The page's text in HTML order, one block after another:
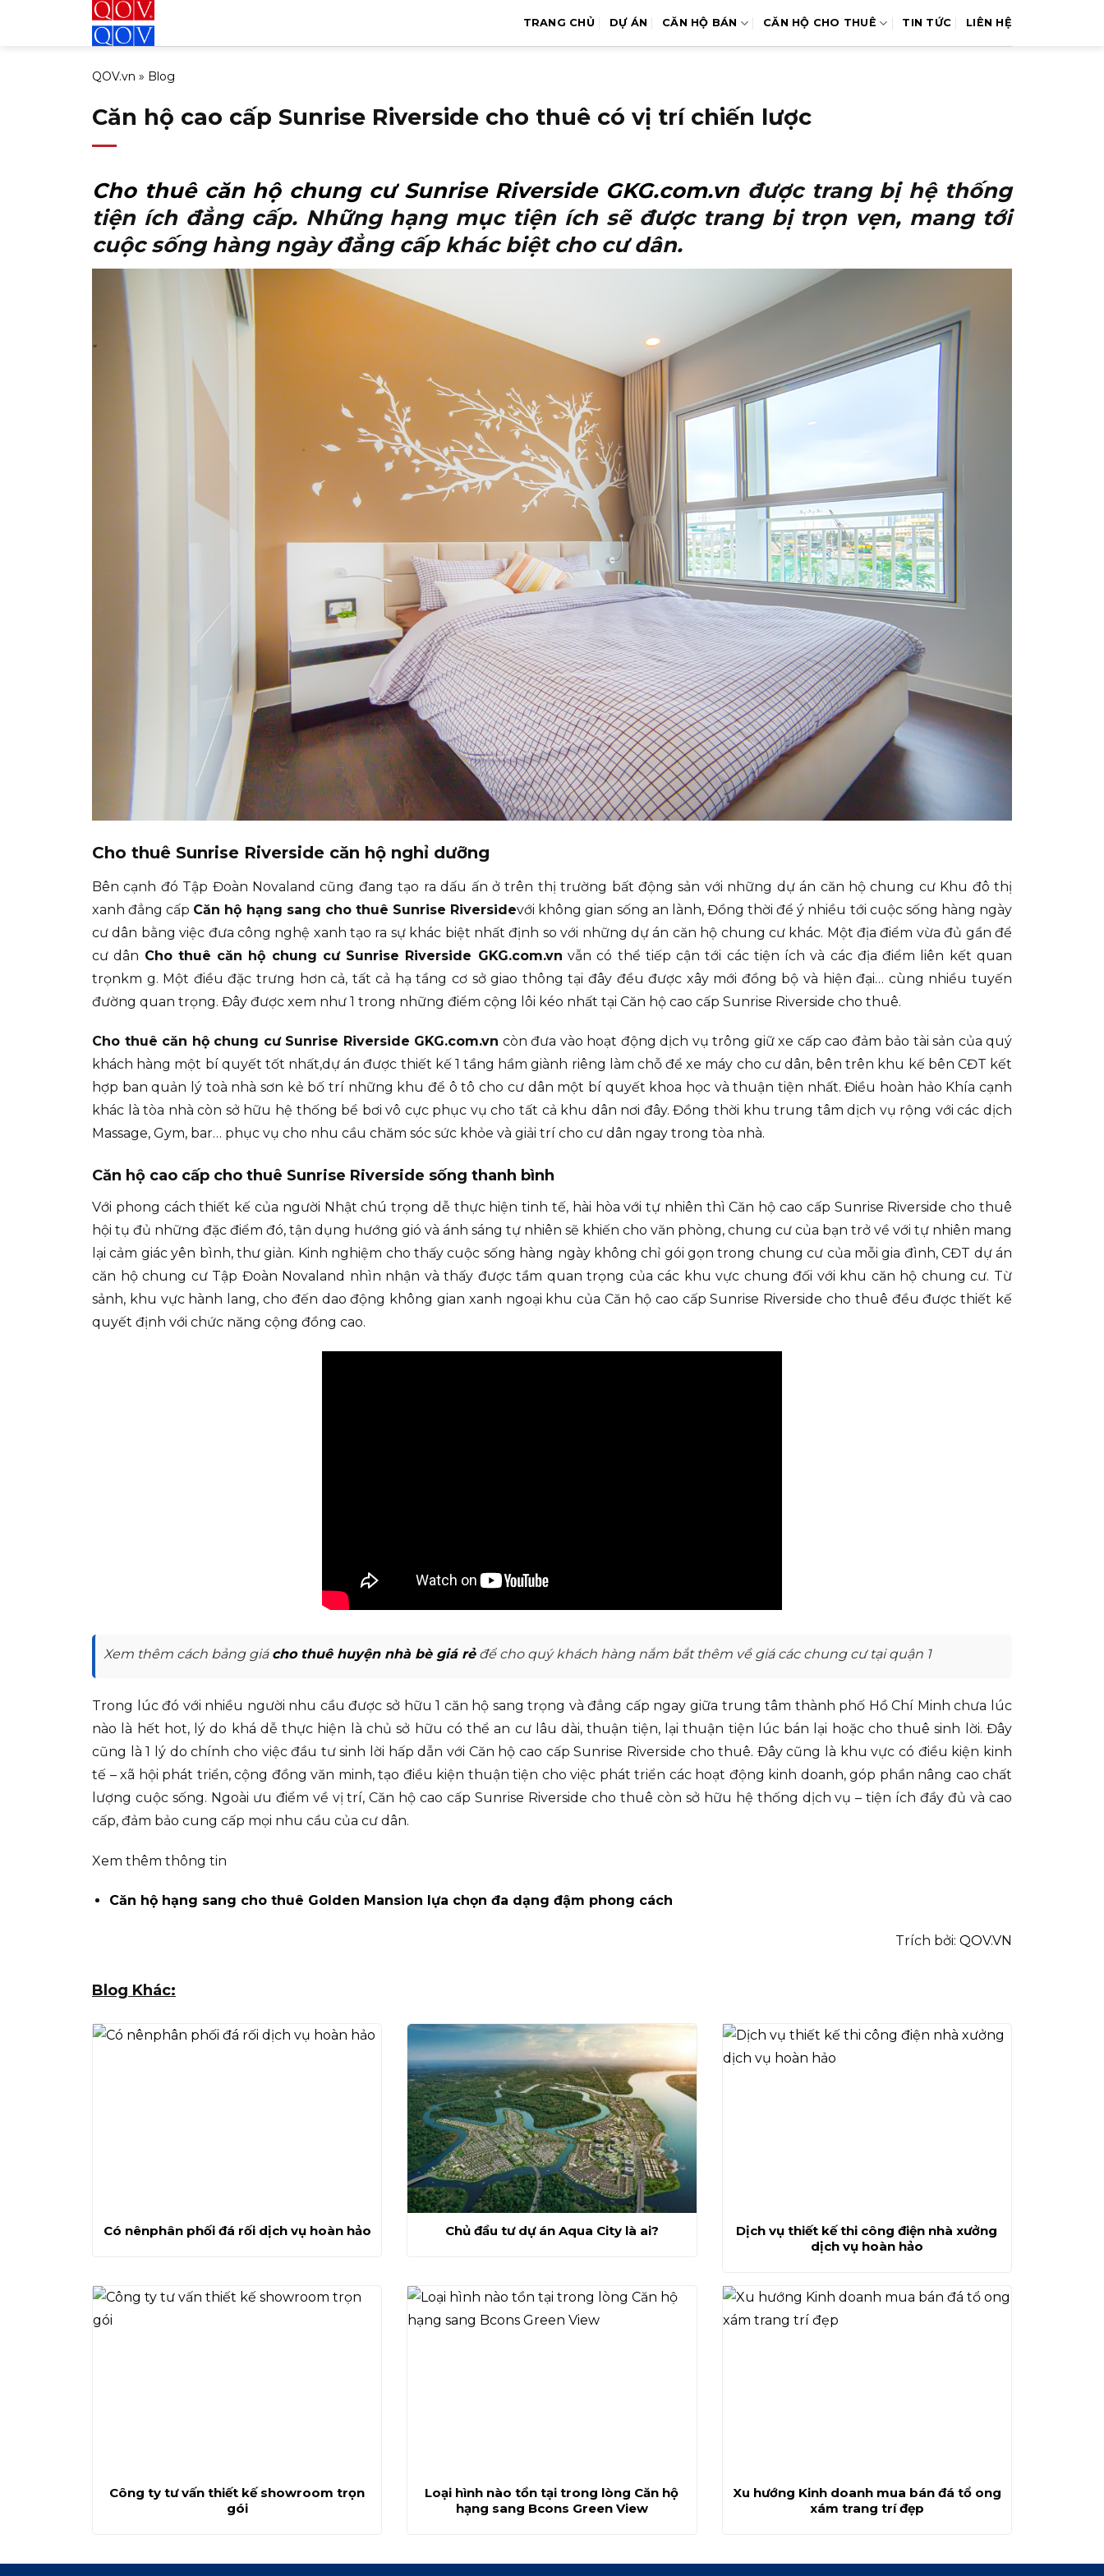
TRANG CHỦ DỰ ÁN CĂN HỘ BÁN CĂN HỘ CHO THUÊ TIN TỨC LIÊN HỆ
QOV.vn » Blog
Căn hộ cao cấp Sunrise Riverside cho thuê có vị trí chiến lược
Cho thuê căn hộ chung cư Sunrise Riverside GKG.com.vnđược trang bị hệ thống
tiện ích đẳng cấp. Những hạng mục tiện ích sẽ được trang bị trọn vẹn, mang tới
cuộc sống hàng ngày đẳng cấp khác biệt cho cư dân.
Cho thuê Sunrise Riverside căn hộ nghỉ dưỡng
Bên cạnh đó Tập Đoàn Novaland cũng đang tạo ra dấu ấn ở trên thị trường bất động sản với những dự án căn hộ chung cư Khu đô thị
xanh đẳng cấp Căn hộ hạng sang cho thuê Sunrise Riversidevới không gian sống an lành, Đồng thời để ý nhiều tới cuộc sống hàng ngày
cư dân bằng việc đưa công nghệ xanh tạo ra sự khác biệt nhất định so với những dự án căn hộ chung cư khác. Một địa điểm vừa đủ gần để
cư dân Cho thuê căn hộ chung cư Sunrise Riverside GKG.com.vn vẫn có thể tiếp cận tới các tiện ích và các địa điểm liên kết quan
trọnkm g. Một điều đặc trưng hơn cả, tất cả hạ tầng cơ sở giao thông tại đây đều được xây mới đồng bộ và hiện đại… cùng nhiều tuyến
đường quan trọng. Đây được xem như 1 trong những điểm cộng lôi kéo nhất tại Căn hộ cao cấp Sunrise Riverside cho thuê.
Cho thuê căn hộ chung cư Sunrise Riverside GKG.com.vn còn đưa vào hoạt động dịch vụ trông giữ xe cấp cao đảm bảo tài sản của quý
khách hàng một bí quyết tốt nhất,dự án được thiết kế 1 tầng hầm giành riêng làm chỗ để xe máy cho cư dân, bên trên khu kế bên CĐT kết
hợp ban quản lý toà nhà sơn kẻ bố trí những khu để ô tô cho cư dân một bí quyết khoa học và thuận tiện nhất. Điều hoàn hảo Khía cạnh
khác là tòa nhà còn sở hữu hệ thống bể bơi vô cực phục vụ cho tất cả khu dân nơi đây. Đồng thời khu trung tâm dịch vụ rộng với các dịch
Massage, Gym, bar… phục vụ cho nhu cầu chăm sóc sức khỏe và giải trí cho cư dân ngay trong tòa nhà.
Căn hộ cao cấp cho thuê Sunrise Riverside sống thanh bình
Với phong cách thiết kế của người Nhật chú trọng dễ thực hiện tinh tế, hài hòa với tự nhiên thì Căn hộ cao cấp Sunrise Riverside cho thuê
hội tụ đủ những đặc điểm đó, tận dụng hướng gió và ánh sáng tự nhiên sẽ khiến cho văn phòng, chung cư của bạn trở về với tự nhiên mang
lại cảm giác yên bình, thư giản. Kinh nghiệm cho thấy cuộc sống hàng ngày không chỉ gói gọn trong chung cư của mỗi gia đình, CĐT dự án
căn hộ chung cư Tập Đoàn Novaland nhìn nhận và thấy được tầm quan trọng của các khu vực chung đối với khu căn hộ chung cư. Từ
sảnh, khu vực hành lang, cho đến dao động không gian xanh ngoại khu của Căn hộ cao cấp Sunrise Riverside cho thuê đều được thiết kế
quyết định với chức năng cộng đồng cao.
Xem thêm cách bảng giá cho thuê huyện nhà bè giá rẻđể cho quý khách hàng nắm bắt thêm về giá các chung cư tại quận 1
Trong lúc đó với nhiều người nhu cầu được sở hữu 1 căn hộ sang trọng và đẳng cấp ngay giữa trung tâm thành phố Hồ Chí Minh chưa lúc
nào là hết hot, lý do khá dễ thực hiện là chủ sở hữu có thể an cư lâu dài, thuận tiện, lại thuận tiện lúc bán lại hoặc cho thuê sinh lời. Đây
cũng là 1 lý do chính cho việc đầu tư sinh lời hấp dẫn với Căn hộ cao cấp Sunrise Riverside cho thuê. Đây cũng là khu vực có điều kiện kinh
tế – xã hội phát triển, cộng đồng văn minh, tạo điều kiện thuận tiện cho việc phát triển các hoạt động kinh doanh, góp phần nâng cao chất
lượng cuộc sống. Ngoài ưu điểm về vị trí, Căn hộ cao cấp Sunrise Riverside cho thuê còn sở hữu hệ thống dịch vụ – tiện ích đầy đủ và cao
cấp, đảm bảo cung cấp mọi nhu cầu của cư dân.
Xem thêm thông tin
Căn hộ hạng sang cho thuê Golden Mansion lựa chọn đa dạng đậm phong cách
Trích bởi: QOV.VN
Blog Khác:
Có nênphân phối đá rối dịch vụ hoàn hảo Chủ đầu tư dự án Aqua City là ai?
Dịch vụ thiết kế thi công điện nhà xưởng
dịch vụ hoàn hảo
Công ty tư vấn thiết kế showroom trọn
gói
Loại hình nào tồn tại trong lòng Căn hộ
hạng sang Bcons Green View
Xu hướng Kinh doanh mua bán đá tổ ong
xám trang trí đẹp